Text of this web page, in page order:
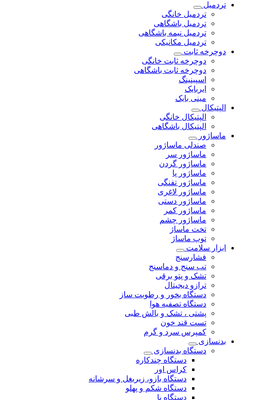
تردمیل
تردمیل خانگی
تردمیل باشگاهی
تردمیل نیمه باشگاهی
تردمیل مکانیکی
دوچرخه ثابت
دوچرخه ثابت خانگی
دوچرخه ثابت باشگاهی
اسپینینگ
ایربایک
مینی بایک
الپتیکال
الپتیکال خانگی
الپتیکال باشگاهی
ماساژور
صندلی ماساژور
ماساژور سر
ماساژور گردن
ماساژور پا
ماساژور تفنگی
ماساژور لاغری
ماساژور دستی
ماساژور کمر
ماساژور چشم
تخت ماساژ
توپ ماساژ
ابزار سلامت
فشارسنج
تب سنج و دماسنج
تشک و پتو برقی
ترازو دیجیتال
دستگاه بخور و رطوبت ساز
دستگاه تصفیه هوا
پشتی ، تشک و بالش طبی
تست قند خون
کمپرس سرد و گرم
بدنسازی
دستگاه بدنسازی
دستگاه چندکاره
کراس اور
دستگاه بازو، زیربغل و سرشانه
دستگاه شکم و پهلو
دستگاه پا